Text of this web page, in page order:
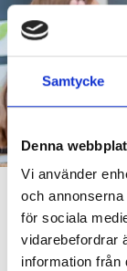
Samtycke
Denna
Vi använder
och
för sociala
vidarebefordrar
information från
Förskolan
Kan jag
hög